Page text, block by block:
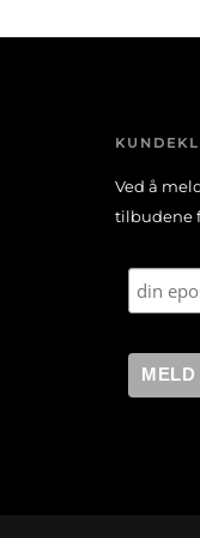
Ved å
tilbudene